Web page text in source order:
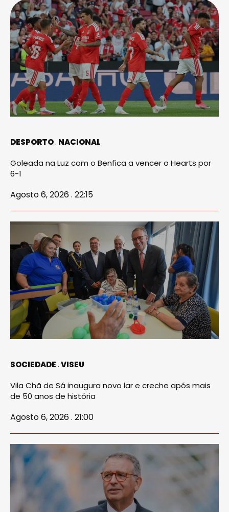
DESPORTO NACIONAL
Goleada na Luz com o Benfica a vencer o Hearts por
6-1
Agosto 6, 2026 . 22:15
SOCIEDADE VISEU
Vila Chã de Sá inaugura novo lar e creche após mais
de 50 anos de história
Agosto 6, 2026 . 21:00